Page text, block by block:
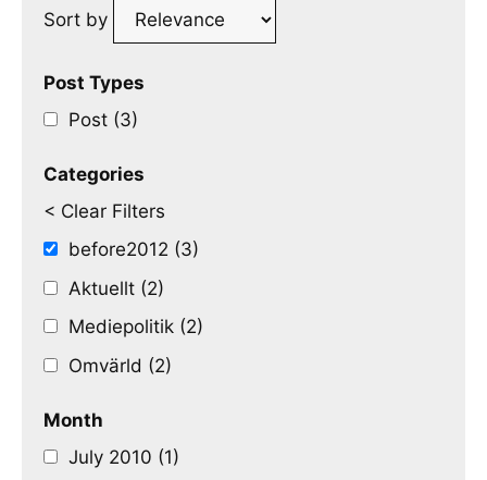
Sort by
Post Types
Post (3)
Categories
< Clear Filters
before2012 (3)
Aktuellt (2)
Mediepolitik (2)
Omvärld (2)
Month
July 2010 (1)